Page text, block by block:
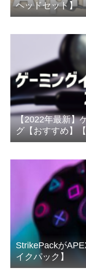
ヘッドセット】
【2022年最新】
グ【おすすめ】【
StrikePackが
イクパック】